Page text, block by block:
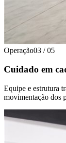
Operação03 / 05
Cuidado em
Equipe e estrutura
movimentação dos